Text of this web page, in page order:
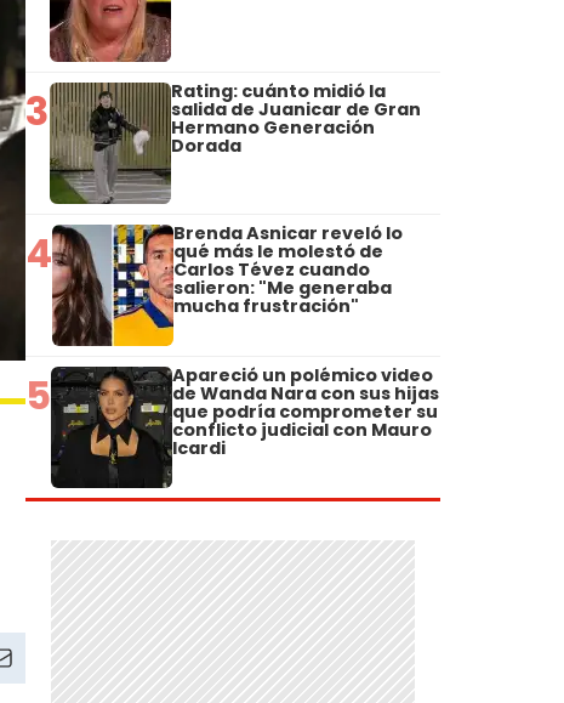
3 Rating: cuánto midió la
salida de Juanicar de Gran
Hermano Generación
Dorada
4 Brenda Asnicar reveló lo
qué más le molestó de
Carlos Tévez cuando
salieron: "Me generaba
mucha frustración"
5 Apareció un polémico video
de Wanda Nara con sus hijas
que podría comprometer su
conflicto judicial con Mauro
Icardi